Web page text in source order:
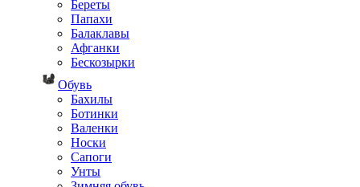
Береты
Папахи
Балаклавы
Афганки
Бескозырки
Обувь
Бахилы
Ботинки
Валенки
Носки
Сапоги
Унты